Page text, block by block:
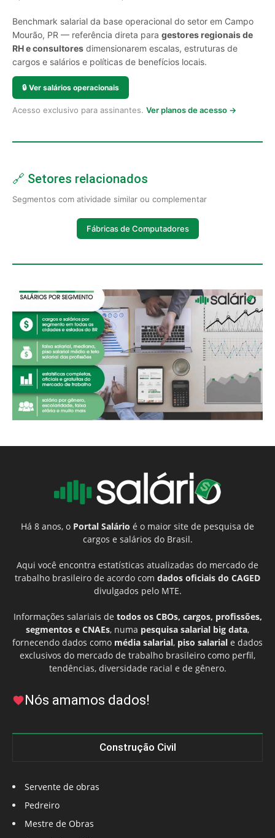
Benchmark salarial da base operacional do setor em Campo
Mourão, PR — referência direta para gestores regionais de
RH e consultores dimensionarem escalas, estruturas de
cargos e salários e políticas de benefícios locais.
🔒 Ver salários operacionais
Acesso exclusivo para assinantes. Ver planos de acesso →
🔗 Setores relacionados
Segmentos com atividade similar ou complementar
Fábricas de Computadores
Há 8 anos, o Portal Salário é o maior site de pesquisa de
cargos e salários do Brasil.
Aqui você encontra estatísticas atualizadas do mercado de
trabalho brasileiro de acordo com dados oficiais do CAGED
divulgados pelo MTE.
Informações salariais de todos os CBOs, cargos, profissões,
segmentos e CNAEs, numa pesquisa salarial big data,
fornecendo dados como média salarial, piso salarial e dados
exclusivos do mercado de trabalho brasileiro como perfil,
tendências, diversidade racial e de gênero.
Nós amamos dados!
Construção Civil
Servente de obras
Pedreiro
Mestre de Obras